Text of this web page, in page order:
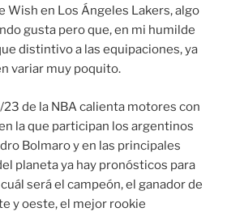
Wish en Los Ángeles Lakers, algo
gusta pero que, en mi humilde
distintivo a las equipaciones, ya
variar muy poquito.
de la NBA calienta motores con
la que participan los argentinos
Bolmaro y en las principales
planeta ya hay pronósticos para
será el campeón, el ganador de
y oeste, el mejor rookie